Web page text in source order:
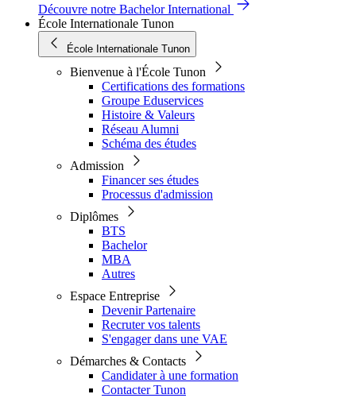
Découvre notre Bachelor International
École Internationale Tunon
École Internationale Tunon
Bienvenue à l'École Tunon
Certifications des formations
Groupe Eduservices
Histoire & Valeurs
Réseau Alumni
Schéma des études
Admission
Financer ses études
Processus d'admission
Diplômes
BTS
Bachelor
MBA
Autres
Espace Entreprise
Devenir Partenaire
Recruter vos talents
S'engager dans une VAE
Démarches & Contacts
Candidater à une formation
Contacter Tunon